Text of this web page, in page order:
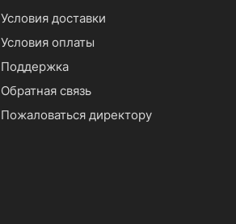
Условия доставки
Условия оплаты
Поддержка
Обратная связь
Пожаловаться директору